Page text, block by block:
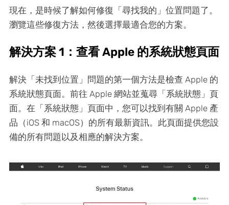
現在，是時候了解如何修復「尋找我的」位置問題了。
瀏覽這些修復方法，然後選擇最適合您的方案。
解決方案 1：查看 Apple 的系統狀態頁面
解決「未找到位置」問題的第一個方法是檢查 Apple 的
系統狀態頁面。前往 Apple 網站並蒐尋「系統狀態」頁
面。在「系統狀態」頁面中，您可以找到有關 Apple 產
品（iOS 和 macOS）的所有最新資訊。此頁面提供您設
備的所有問題以及相應的解決方案。